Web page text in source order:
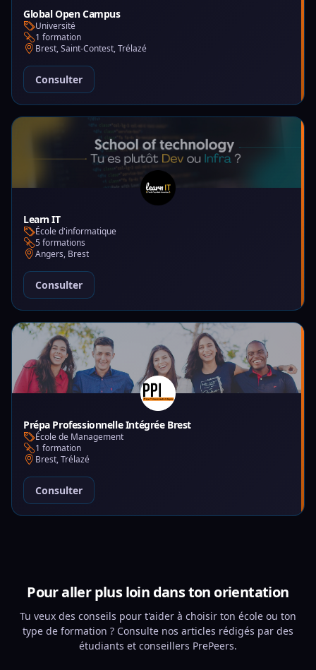
Global Open Campus
Université
1 formation
Brest, Saint-Contest, Trélazé
Consulter
Learn IT
École d'informatique
5 formations
Angers, Brest
Consulter
Prépa Professionnelle Intégrée Brest
École de Management
1 formation
Brest, Trélazé
Consulter
Pour aller plus loin dans ton orientation
Tu veux des conseils pour t'aider à choisir ton école ou ton
type de formation ? Consulte nos articles rédigés par des
étudiants et conseillers PrePeers.